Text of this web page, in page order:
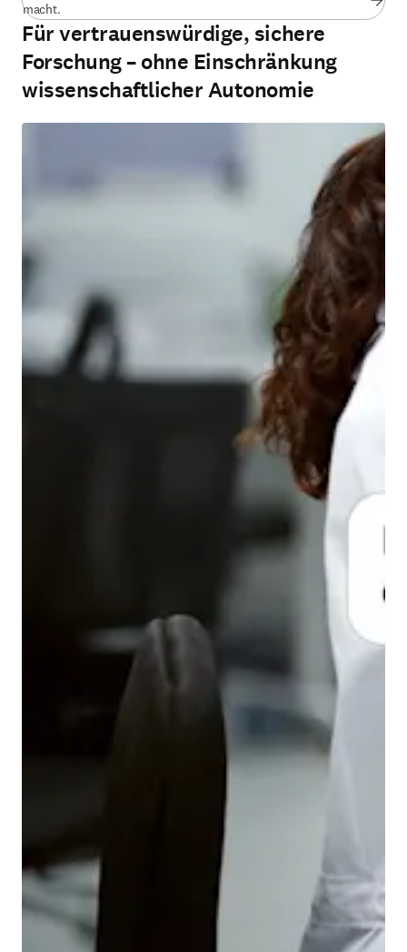
macht.
Für vertrauenswürdige, sichere
Forschung – ohne Einschränkung
wissenschaftlicher Autonomie